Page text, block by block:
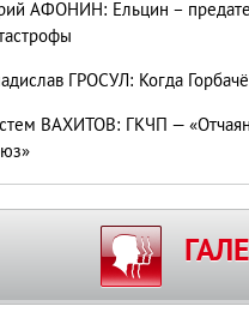
АФОНИН: Ельцин –
ГРОСУЛ: Когда
ВАХИТОВ: ГКЧП —